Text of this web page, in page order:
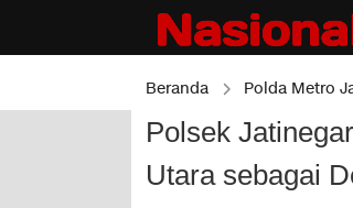
Beranda Polda Metro
Polsek
Utara sebagai